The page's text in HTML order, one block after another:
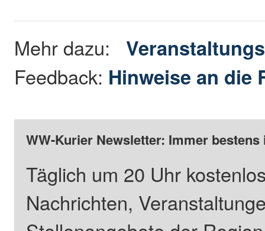
Mehr dazu:
Feedback: Hinweise an die
WW-Kurier Newsletter: Immer
Täglich um 20 Uhr
Nachrichten,